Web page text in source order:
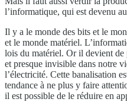
l’informatique, qui est devenu
Il y a le monde des bits et le
et le monde matériel.
lois du matériel. Or il devient
et presque invisible dans notre
l’électricité. Cette banalisation
tendance à ne plus y faire
il est possible de le réduire en